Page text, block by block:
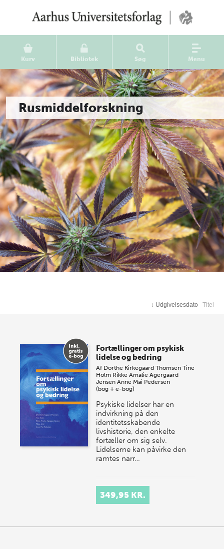
Kurv Bibliotek Søg Menu
Rusmiddelforskning
↓ Udgivelsesdato Titel
Fortællinger om psykisk
lidelse og bedring
Af Dorthe Kirkegaard Thomsen Tine
Holm Rikke Amalie Agergaard
Jensen Anne Mai Pedersen
(bog + e-bog)
Psykiske lidelser har en
indvirkning på den
identitetsskabende
livshistorie, den enkelte
fortæller om sig selv.
Lidelserne kan påvirke den
ramtes narr…
349,95 KR.